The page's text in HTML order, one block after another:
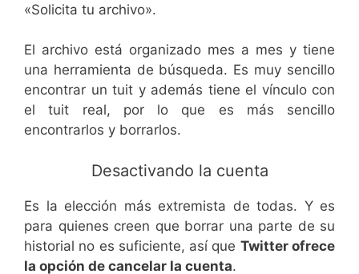
«Solicita tu archivo».
El archivo está organizado mes a mes y tiene
una herramienta de búsqueda. Es muy sencillo
encontrar un tuit y además tiene el vínculo con
el tuit real, por lo que es más sencillo
encontrarlos y borrarlos.
Desactivando la cuenta
Es la elección más extremista de todas. Y es
para quienes creen que borrar una parte de su
historial no es suficiente, así que Twitter ofrece
la opción de cancelar la cuenta.